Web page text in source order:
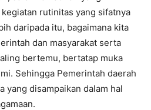
rutinitas yang sifatnya
daripada itu, bagaimana kita
dan masyarakat serta
bertemu, bertatap muka
Sehingga Pemerintah daerah
yang disampaikan dalam hal